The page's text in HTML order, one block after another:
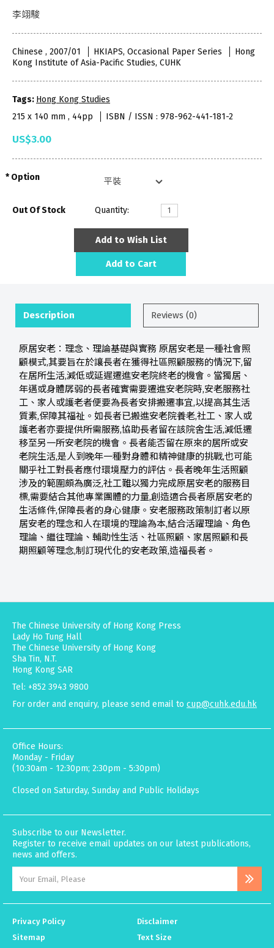
李翊駿
Chinese , 2007/01 HKIAPS, Occasional Paper Series
Hong
Kong Institute of Asia-Pacific Studies, CUHK
Tags: Hong Kong Studies
215 x 140 mm , 44pp
ISBN / ISSN : 978-962-441-181-2
US$3.00
Option
Out Of Stock Quantity:
Add to Wish List
Add to Cart
Description Reviews (0)
原居安老：理念、理論基礎與實務 原居安老是一種社會照
顧模式,其要旨在於讓長者在獲得社區照顧服務的情況下,留
在居所生活,減低或延遲遷進安老院終老的機會。當獨居、
年邁或身體孱弱的長者確實需要遷進安老院時,安老服務社
工、家人或護老者便要為長者安排搬遷事宜,以提高其生活
質素,保障其福祉。如長者已搬進安老院養老,社工、家人或
護老者亦要提供所需服務,協助長者留在該院舍生活,減低遷
移至另一所安老院的機會。長者能否留在原來的居所或安
老院生活,是人到晚年一種對身體和精神健康的挑戰,也可能
關乎社工對長者應付環境壓力的評估。長者晚年生活照顧
涉及的範圍頗為廣泛,社工難以獨力完成原居安老的服務目
標,需要結合其他專業團體的力量,創造適合長者原居安老的
生活條件,保障長者的身心健康。安老服務政策制訂者以原
居安老的理念和人在環境的理論為本,結合活躍理論、角色
理論、繼往理論、輔助性生活、社區照顧、家居照顧和長
期照顧等理念,制訂現代化的安老政策,造福長者。
The Chinese University of Hong Kong Press
Lady Ho Tung Hall
The Chinese University of Hong Kong
Sha Tin, N.T.
Hong Kong SAR
Tel: +852 3943 9800
For order and enquiry, please send email to cup@cuhk.edu.hk
Office Hours:
Monday - Friday
(10:30am - 12:30pm; 2:30pm - 5:30pm)
Closed on Saturday, Sunday and Public Holidays
Subscribe to our Newsletter.
Register to receive email updates on our latest publications,
news and offers.
Privacy Policy
Disclaimer
Sitemap
Text Size